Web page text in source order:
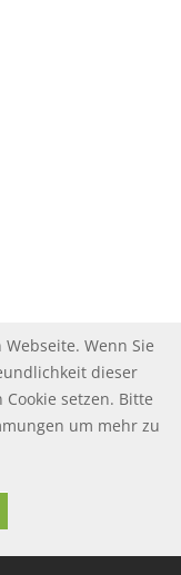
Wenn Sie
dieser
setzen. Bitte
um mehr zu